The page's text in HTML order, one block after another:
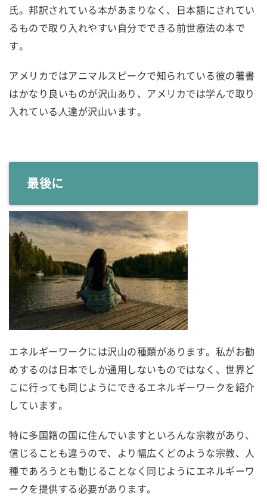
氏。邦訳されている本があまりなく、日本語にされてい
るもので取り入れやすい自分でできる前世療法の本で
す。
アメリカではアニマルスピークで知られている彼の著書
はかなり良いものが沢山あり、アメリカでは学んで取り
入れている人達が沢山います。
最後に
エネルギーワークには沢山の種類があります。私がお勧
めするのは日本でしか通用しないものではなく、世界ど
こに行っても同じようにできるエネルギーワークを紹介
しています。
特に多国籍の国に住んでいますといろんな宗教があり、
信じることも違うので、より幅広くどのような宗教、人
種であろうとも動じることなく同じようにエネルギーワ
ークを提供する必要があります。